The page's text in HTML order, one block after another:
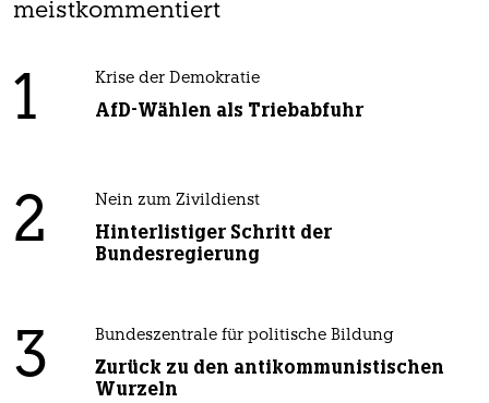
meistkommentiert
1 Krise der Demokratie
AfD-Wählen als Triebabfuhr
2 Nein zum Zivildienst
Hinterlistiger Schritt der
Bundesregierung
3 Bundeszentrale für politische Bildung
Zurück zu den antikommunistischen
Wurzeln